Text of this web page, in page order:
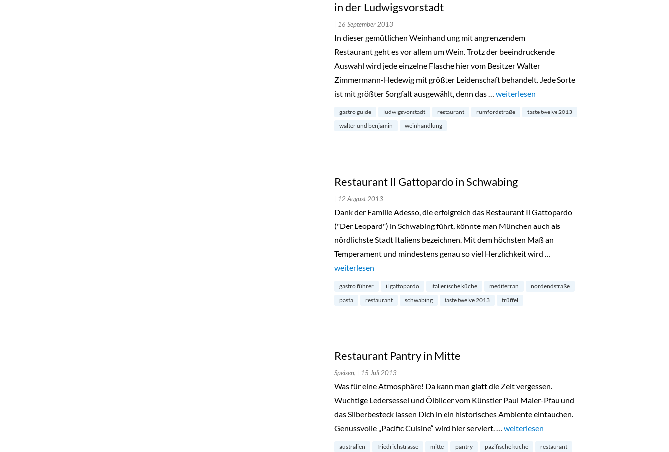
in der Ludwigsvorstadt
| 16 September 2013
In dieser gemütlichen Weinhandlung mit angrenzendem
Restaurant geht es vor allem um Wein. Trotz der beeindruckende
Auswahl wird jede einzelne Flasche hier vom Besitzer Walter
Zimmermann-Hedewig mit größter Leidenschaft behandelt. Jede Sorte
ist mit größter Sorgfalt ausgewählt, denn das … „Restaurant und Weinhandlung Walter &
weiterlesen
gastro guide ludwigsvorstadt restaurant rumfordstraße
taste twelve 2013
walter und benjamin
weinhandlung
Restaurant Il Gattopardo in Schwabing
| 12 August 2013
Dank der Familie Adesso, die erfolgreich das Restaurant Il Gattopardo
("Der Leopard") in Schwabing führt, könnte man München auch als
nördlichste Stadt Italiens bezeichnen. Mit dem höchsten Maß an
Temperament und mindestens genau so viel Herzlichkeit wird …
„Restaurant Il Gattopardo in Schwabing“
weiterlesen
gastro führer il gattopardo italienische küche mediterran
nordendstraße
pasta
restaurant schwabing taste twelve 2013 trüffel
Restaurant Pantry in Mitte
Speisen, | 15 Juli 2013
Was für eine Atmosphäre! Da kann man glatt die Zeit vergessen.
Wuchtige Ledersessel und Ölbilder vom Künstler Paul Maier-Pfau und
das Silberbesteck lassen Dich in ein historisches Ambiente eintauchen.
Genussvolle „Pacific Cuisine“ wird hier serviert. … „Restaurant Pantry in Mitte“
weiterlesen
australien friedrichstrasse mitte pantry pazifische küche
restaurant